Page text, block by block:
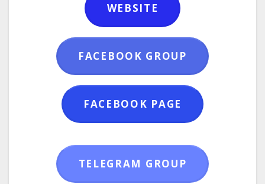
WEBSITE
FACEBOOK GROUP
FACEBOOK PAGE
TELEGRAM GROUP